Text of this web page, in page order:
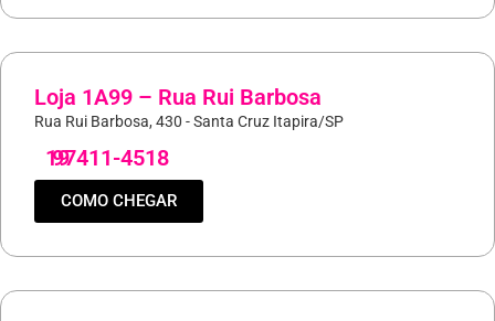
Loja 1A99 – Rua Rui Barbosa
Rua Rui Barbosa, 430 - Santa Cruz Itapira/SP
19
97411-4518
COMO CHEGAR